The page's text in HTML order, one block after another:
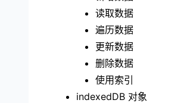
读取数据
遍历数据
更新数据
删除数据
使用索引
indexedDB 对象